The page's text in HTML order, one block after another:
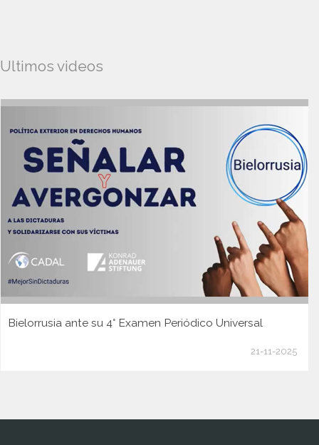
Ultimos videos
Bielorrusia ante su 4° Examen Periódico Universal
21-11-2025